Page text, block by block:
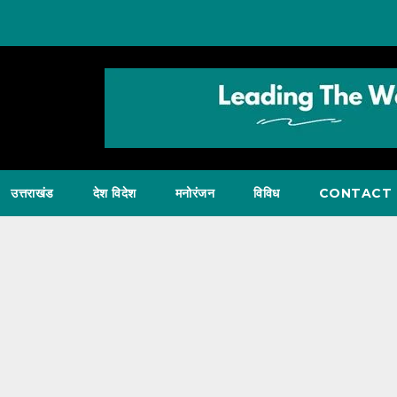
उत्तराखंड देश विदेश मनोरंजन विविध CONTACT